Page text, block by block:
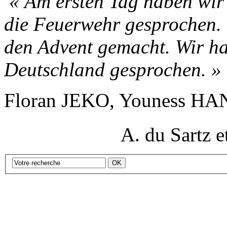
die Feuerwehr
den Advent gemacht. Wir
Deutschland gesprochen. »
Floran JEKO, Youness
A. du Sartz